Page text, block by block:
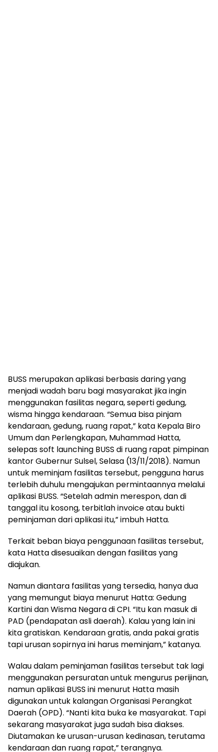
BUSS merupakan aplikasi berbasis daring yang
menjadi wadah baru bagi masyarakat jika ingin
menggunakan fasilitas negara, seperti gedung,
wisma hingga kendaraan. “Semua bisa pinjam
kendaraan, gedung, ruang rapat,” kata Kepala Biro
Umum dan Perlengkapan, Muhammad Hatta,
selepas soft launching BUSS di ruang rapat pimpinan
kantor Gubernur Sulsel, Selasa (13/11/2018). Namun
untuk meminjam fasilitas tersebut, pengguna harus
terlebih duhulu mengajukan permintaannya melalui
aplikasi BUSS. “Setelah admin merespon, dan di
tanggal itu kosong, terbitlah invoice atau bukti
peminjaman dari aplikasi itu,” imbuh Hatta.
Terkait beban biaya penggunaan fasilitas tersebut,
kata Hatta disesuaikan dengan fasilitas yang
diajukan.
Namun diantara fasilitas yang tersedia, hanya dua
yang memungut biaya menurut Hatta: Gedung
Kartini dan Wisma Negara di CPI. “Itu kan masuk di
PAD (pendapatan asli daerah). Kalau yang lain ini
kita gratiskan. Kendaraan gratis, anda pakai gratis
tapi urusan sopirnya ini harus meminjam,” katanya.
Walau dalam peminjaman fasilitas tersebut tak lagi
menggunakan persuratan untuk mengurus perijinan,
namun aplikasi BUSS ini menurut Hatta masih
digunakan untuk kalangan Organisasi Perangkat
Daerah (OPD). “Nanti kita buka ke masyarakat. Tapi
sekarang masyarakat juga sudah bisa diakses.
Diutamakan ke urusan-urusan kedinasan, terutama
kendaraan dan ruang rapat,” terangnya.